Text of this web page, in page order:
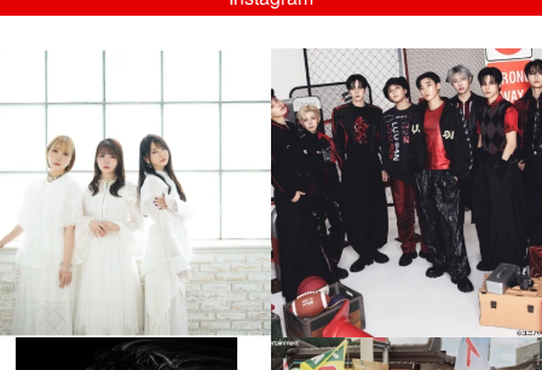
...
8月 4
4 0
musicjapantv
💡08/05(水)23:00特番放送！
...
8月 4
4 0
musicjapantv musicjapantv